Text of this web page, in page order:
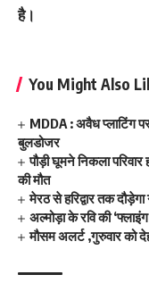
है।
You Might Also
MDDA : अवैध प्लाटिंग
बुलडोजर
पौड़ी घूमने निकला
की मौत
मेरठ से हरिद्वार तक
अल्मोड़ा के रवि की
मौसम अलर्ट ,गुरुवार को